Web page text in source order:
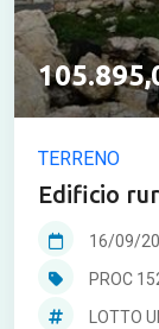
TERRENO
Edificio
Fara16/09/
PROC
LOTTO